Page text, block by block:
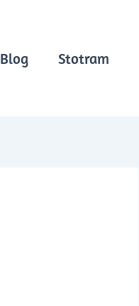
Blog Stotram